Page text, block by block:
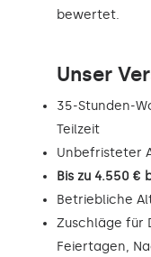
bewertet.
Unser
35-Stunden-
Teilzeit
Unbefristeter
Bis zu 4.550
Betriebliche
Zuschläge für
Feiertagen,